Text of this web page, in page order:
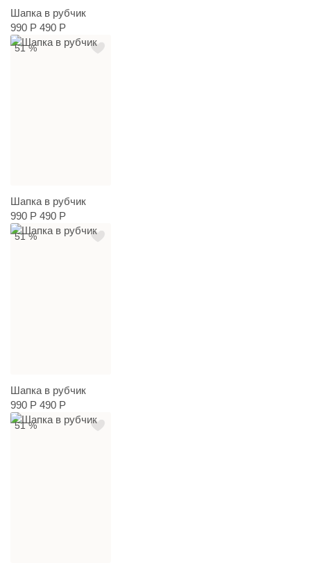
Шапка в рубчик
990 Р 490 Р
51 %
Шапка в рубчик
990 Р 490 Р
51 %
Шапка в рубчик
990 Р 490 Р
51 %